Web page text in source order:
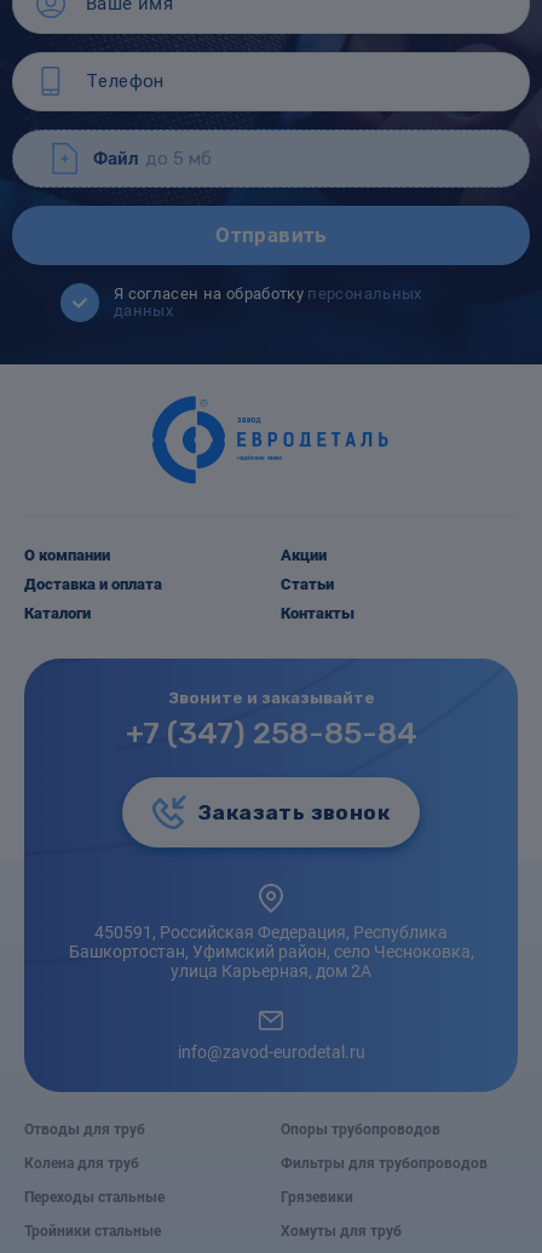
Файл до 5 мб
Отправить
Я согласен на обработку персональных
данных
О компании
Доставка и оплата
Каталоги
Акции
Статьи
Контакты
Звоните и заказывайте
+7 (347) 258-85-84
Заказать звонок
450591, Российская Федерация, Республика
Башкортостан, Уфимский район, село Чесноковка,
улица Карьерная, дом 2А
info@zavod-eurodetal.ru
Отводы для труб
Колена для труб
Переходы стальные
Тройники стальные
Опоры трубопроводов
Фильтры для трубопроводов
Грязевики
Хомуты для труб